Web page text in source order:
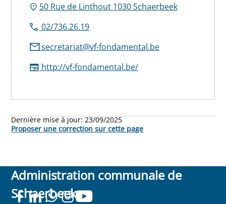
50 Rue de Linthout 1030 Schaerbeek
02/736.26.19
secretariat@vf-fondamental.be
http://vf-fondamental.be/
Dernière mise à jour:23/09/2025
Proposer une correction sur cette page
Administration communale de
Schaerbeek